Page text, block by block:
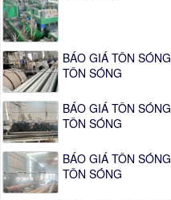
BÁO GIÁ TÔN
TÔN SÓNG
BÁO GIÁ TÔN
TÔN SÓNG
BÁO GIÁ TÔN
TÔN SÓNG